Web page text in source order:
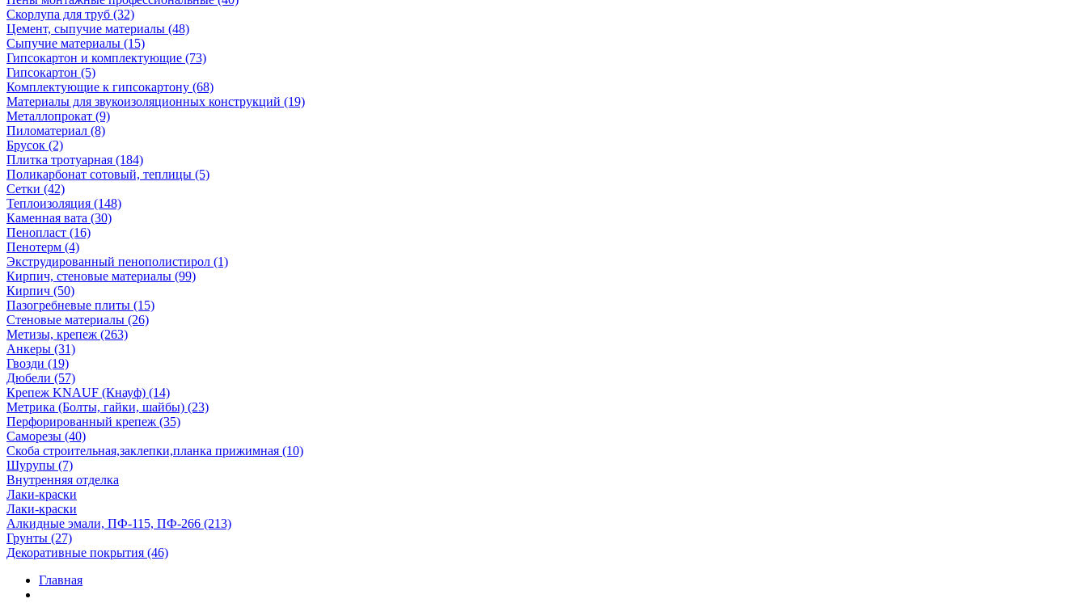
Скорлупа для труб (32)
Цемент, сыпучие материалы (48)
Сыпучие материалы (15)
Гипсокартон и комплектующие (73)
Гипсокартон (5)
Комплектующие к гипсокартону (68)
Материалы для звукоизоляционных конструкций (19)
Металлопрокат (9)
Пиломатериал (8)
Брусок (2)
Плитка тротуарная (184)
Поликарбонат сотовый, теплицы (5)
Сетки (42)
Теплоизоляция (148)
Каменная вата (30)
Пенопласт (16)
Пенотерм (4)
Экструдированный пенополистирол (1)
Кирпич, стеновые материалы (99)
Кирпич (50)
Пазогребневые плиты (15)
Стеновые материалы (26)
Метизы, крепеж (263)
Анкеры (31)
Гвозди (19)
Дюбели (57)
Крепеж KNAUF (Кнауф) (14)
Метрика (Болты, гайки, шайбы) (23)
Перфорированный крепеж (35)
Саморезы (40)
Скоба строительная,заклепки,планка прижимная (10)
Шурупы (7)
Внутренняя отделка
Лаки-краски
Лаки-краски
Алкидные эмали, ПФ-115, ПФ-266 (213)
Грунты (27)
Декоративные покрытия (46)
Главная